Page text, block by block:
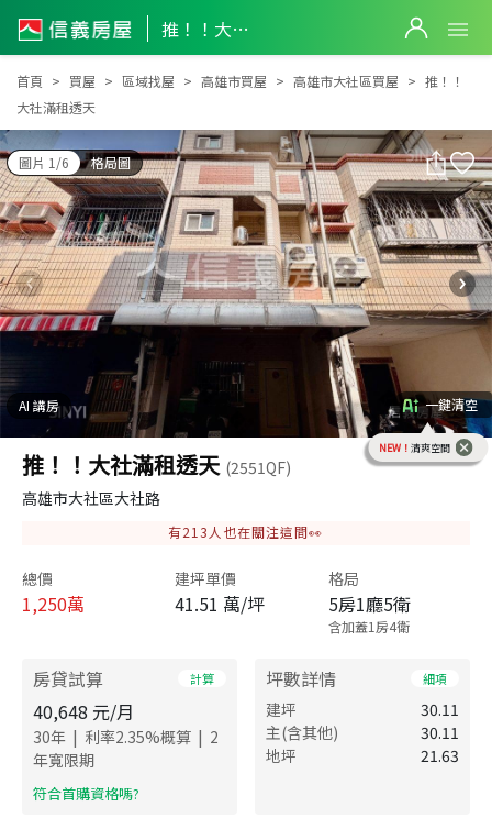
推！！大社滿租透天
推！！大社滿租透天
首頁 買屋 區域找屋 高雄市買屋 高雄市大社區買屋
推！！
大社滿租透天
圖片 1/6 格局圖
AI 講房 一鍵清空
NEW！ 清爽空間
推！！大社滿租透天 (2551QF)
高雄市大社區大社路
有213 人也在關注這間👀
總價
1,250萬
建坪單價
41.51 萬/坪
格局
5房1廳5衛
含加蓋1房4衛
房貸試算 計算
40,648 元/月
30年 | 利率2.35%概算 | 2
年寬限期
​符合首購資格嗎?
坪數詳情 細項
建坪
30.11
主(含其他)
30.11
地坪
21.63